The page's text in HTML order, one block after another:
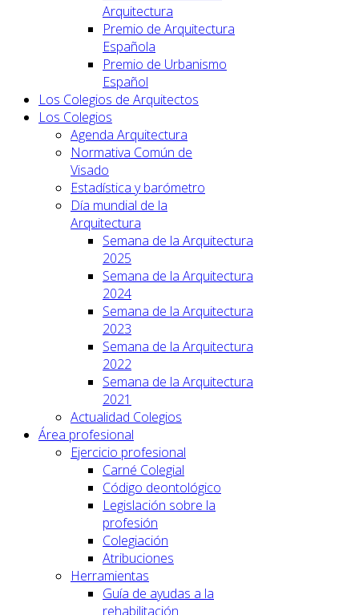
Arquitectura
Premio de Arquitectura
Española
Premio de Urbanismo
Español
Los Colegios de Arquitectos
Los Colegios
Agenda Arquitectura
Normativa Común de
Visado
Estadística y barómetro
Día mundial de la
Arquitectura
Semana de la Arquitectura
2025
Semana de la Arquitectura
2024
Semana de la Arquitectura
2023
Semana de la Arquitectura
2022
Semana de la Arquitectura
2021
Actualidad Colegios
Área profesional
Ejercicio profesional
Carné Colegial
Código deontológico
Legislación sobre la
profesión
Colegiación
Atribuciones
Herramientas
Guía de ayudas a la
rehabilitación